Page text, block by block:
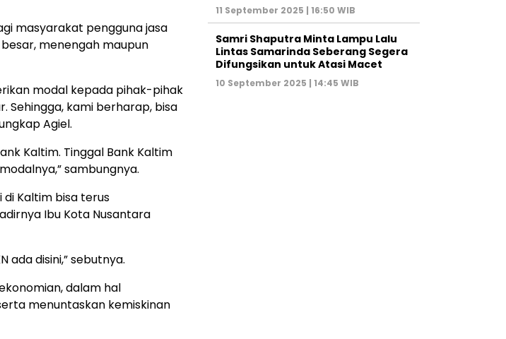
masyarakat pengguna jasa
menengah maupun
modal kepada pihak-pihak
Sehingga, kami berharap, bisa
Agiel.
Kaltim. Tinggal Bank Kaltim
sambungnya.
Kaltim bisa terus
Ibu Kota Nusantara
ada disini,” sebutnya.
dalam hal
menuntaskan kemiskinan
11 September 2025 | 16:50 WIB
Samri Shaputra Minta Lampu Lalu
Lintas Samarinda Seberang Segera
Difungsikan untuk Atasi Macet
10 September 2025 | 14:45 WIB